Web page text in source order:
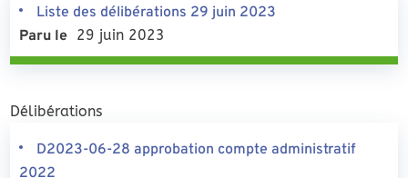
Liste des délibérations 29 juin 2023
Paru le 29 juin 2023
Délibérations
D2023-06-28 approbation compte administratif
2022